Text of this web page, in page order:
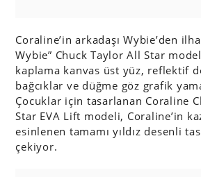
Coraline’in arkadaşı Wybie’den
Wybie” Chuck Taylor All Star
kaplama kanvas üst yüz, reflektif
bağcıklar ve düğme göz grafik
Çocuklar için tasarlanan Coraline
Star EVA Lift modeli, Coraline’in
esinlenen tamamı yıldız desenli
çekiyor.